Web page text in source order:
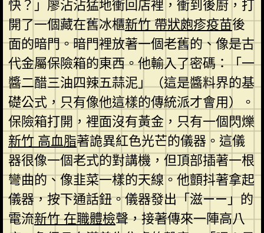
快？」廖沾沾猛地衝回店裡，衝到後廚，打
開了一個藏在舊冰櫃新竹 帶狀皰疹疫苗後
面的暗門。暗門裡放著一個老舊的、像是古
代金屬保險箱的東西。他輸入了密碼：「一
醬二醋三油四辣五蒜泥」（這是醬料界的基
礎公式，只有像他這樣的傳統派才會用）。
保險箱打開，裡面沒有黃金，只有一個閃爍
新竹 高血脂著詭異紅色光芒的儀器。這儀
器很像一個老式的對講機，但頂部插著一根
彎曲的、像韭菜一樣的天線。他顫抖著拿起
儀器，按下通話鈕。儀器發出「滋——」的
電流新竹 在職體檢聲，接著傳來一陣高八